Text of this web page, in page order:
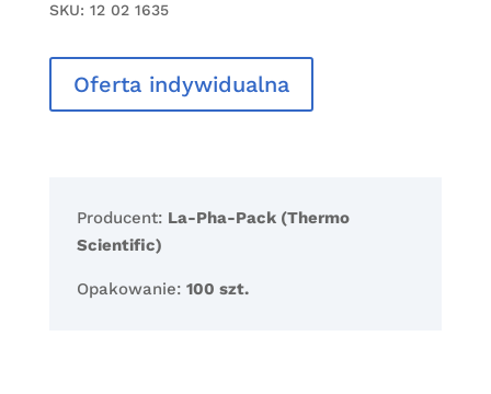
SKU: 12 02 1635
Oferta indywidualna
Producent: La-Pha-Pack (Thermo
Scientific)
Opakowanie: 100 szt.